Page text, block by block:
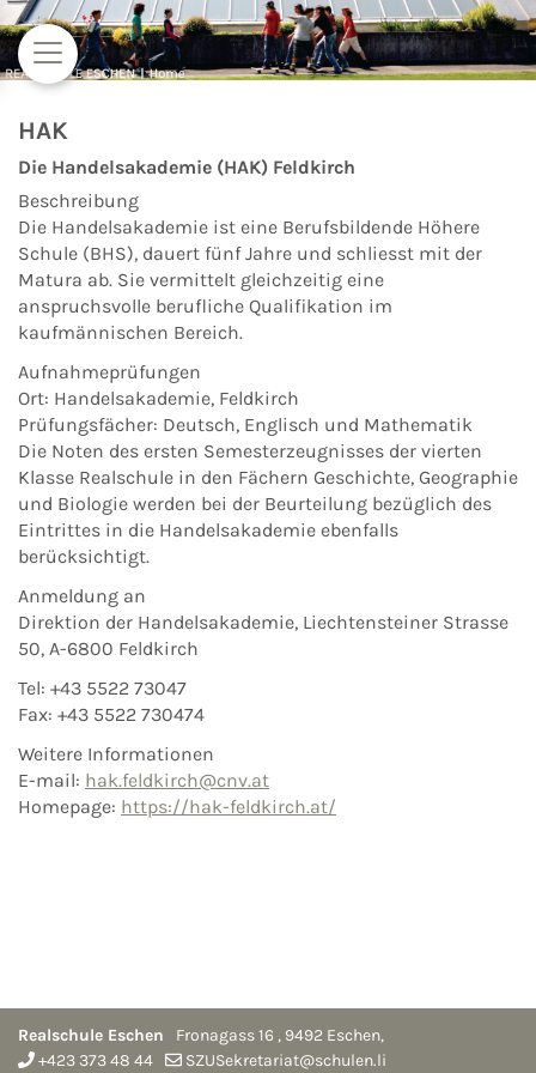
Zum Inhalt springen
HAK
Die Handelsakademie (HAK) Feldkirch
Beschreibung
Die Handelsakademie ist eine Berufsbildende Höhere
Schule (BHS), dauert fünf Jahre und schliesst mit der
Matura ab. Sie vermittelt gleich­zeitig eine
anspruchsvolle berufliche Qualifikation im
kaufmännischen Bereich.
Aufnahmeprü­fungen
Ort: Handelsakademie, Feldkirch
Prüfungsfächer: Deutsch, Englisch und Mathematik
Die Noten des ersten Semesterzeugnisses der vierten
Klasse Realschule in den Fächern Ge­schichte, Geographie
und Biologie werden bei der Beurteilung bezüglich des
Eintrittes in die Handelsakademie ebenfalls
berücksichtigt.
Anmeldung an
Direktion der Handelsakademie, Liechtensteiner Strasse
50, A-6800 Feldkirch
Tel: +43 5522 73047
Fax: +43 5522 730474
Weitere Informationen
E-mail: hak.feldkirch@cnv.at
Homepage: https://hak-feldkirch.at/
Realschule Eschen Fronagass 16 , 9492 Eschen,
+423 373 48 44
SZUSekretariat@schulen.li